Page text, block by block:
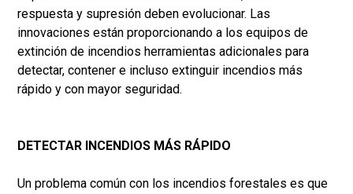
respuesta y supresión deben evolucionar. Las
innovaciones están proporcionando a los equipos de
extinción de incendios herramientas adicionales para
detectar, contener e incluso extinguir incendios más
rápido y con mayor seguridad.
DETECTAR INCENDIOS MÁS RÁPIDO
Un problema común con los incendios forestales es que